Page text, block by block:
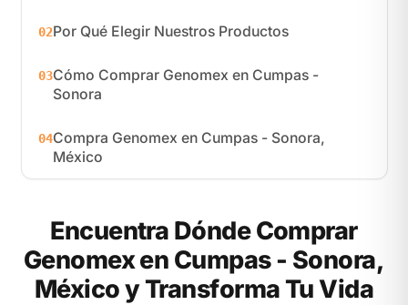
02Por Qué Elegir Nuestros Productos
03Cómo Comprar Genomex en Cumpas -
Sonora
04Compra Genomex en Cumpas - Sonora,
México
Encuentra Dónde Comprar
Genomex en Cumpas - Sonora,
México y Transforma Tu Vida